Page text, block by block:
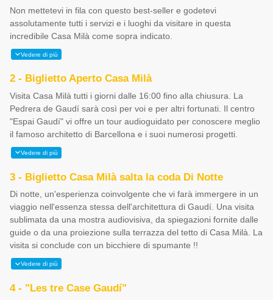
Non mettetevi in fila con questo best-seller e godetevi
assolutamente tutti i servizi e i luoghi da visitare in questa
incredibile Casa Milà come sopra indicato.
Vedere di più
2 - Biglietto Aperto Casa Milà
Visita Casa Milà tutti i giorni dalle 16:00 fino alla chiusura. La
Pedrera de Gaudí sarà così per voi e per altri fortunati. Il centro
"Espai Gaudí" vi offre un tour audioguidato per conoscere meglio
il famoso architetto di Barcellona e i suoi numerosi progetti.
Vedere di più
3 - Biglietto Casa Milà salta la coda Di Notte
Di notte, un'esperienza coinvolgente che vi farà immergere in un
viaggio nell'essenza stessa dell'architettura di Gaudí. Una visita
sublimata da una mostra audiovisiva, da spiegazioni fornite dalle
guide o da una proiezione sulla terrazza del tetto di Casa Milà. La
visita si conclude con un bicchiere di spumante !!
Vedere di più
4 - "Les tre Case Gaudí"